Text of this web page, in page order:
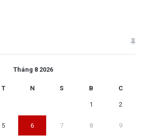
Tháng 8 2026
T N S B C
1 2
5 6 7 8 9